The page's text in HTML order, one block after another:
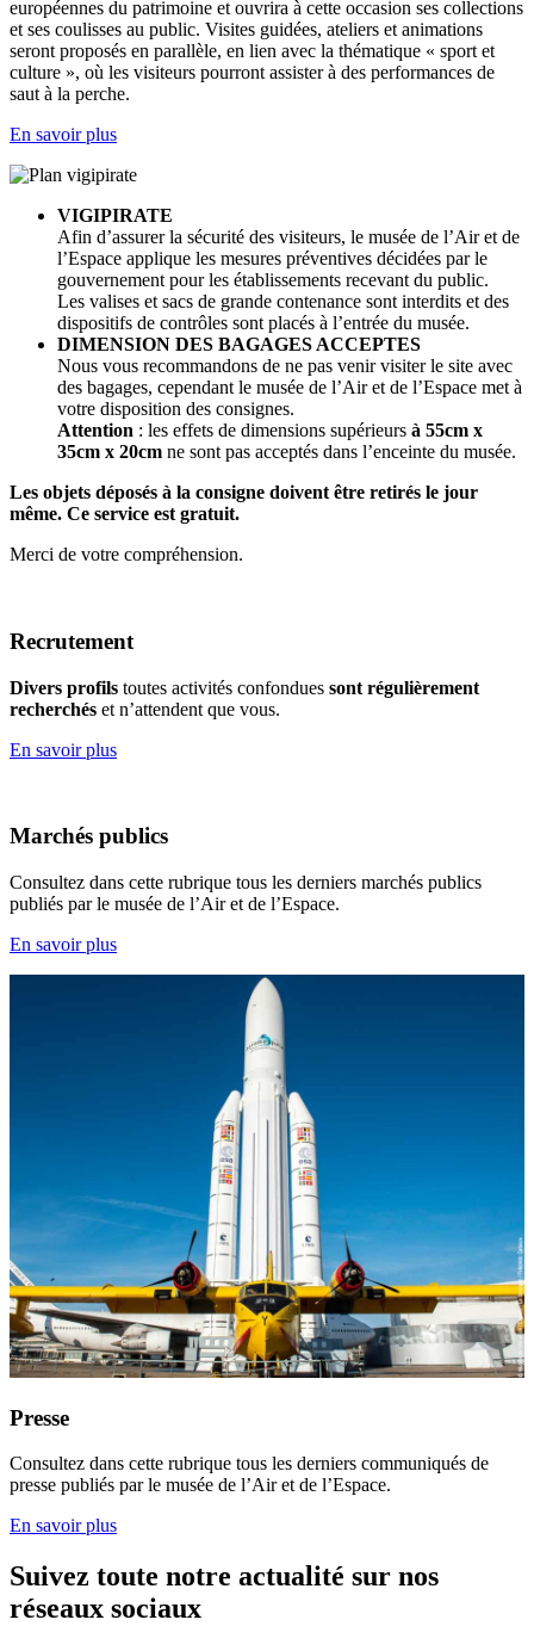
européennes du patrimoine et ouvrira à cette occasion ses collections
et ses coulisses au public. Visites guidées, ateliers et animations
seront proposés en parallèle, en lien avec la thématique « sport et
culture », où les visiteurs pourront assister à des performances de
saut à la perche.
En savoir plus
VIGIPIRATE
Afin d’assurer la sécurité des visiteurs, le musée de l’Air et de
l’Espace applique les mesures préventives décidées par le
gouvernement pour les établissements recevant du public.
Les valises et sacs de grande contenance sont interdits et des
dispositifs de contrôles sont placés à l’entrée du musée.
DIMENSION DES BAGAGES ACCEPTES
Nous vous recommandons de ne pas venir visiter le site avec
des bagages, cependant le musée de l’Air et de l’Espace met à
votre disposition des consignes.
Attention : les effets de dimensions supérieurs à 55cm x
35cm x 20cm ne sont pas acceptés dans l’enceinte du musée.
Les objets déposés à la consigne doivent être retirés le jour
même. Ce service est gratuit.
Merci de votre compréhension.
Recrutement
Divers profils toutes activités confondues sont régulièrement
recherchés et n’attendent que vous.
En savoir plus
Marchés publics
Consultez dans cette rubrique tous les derniers marchés publics
publiés par le musée de l’Air et de l’Espace.
En savoir plus
Presse
Consultez dans cette rubrique tous les derniers communiqués de
presse publiés par le musée de l’Air et de l’Espace.
En savoir plus
Suivez toute notre actualité sur nos
réseaux sociaux